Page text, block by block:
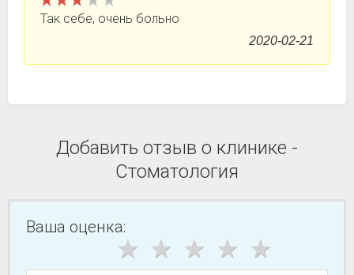
Так себе, очень больно
2020-02-21
Добавить отзыв о клинике -
Стоматология
Ваша оценка: